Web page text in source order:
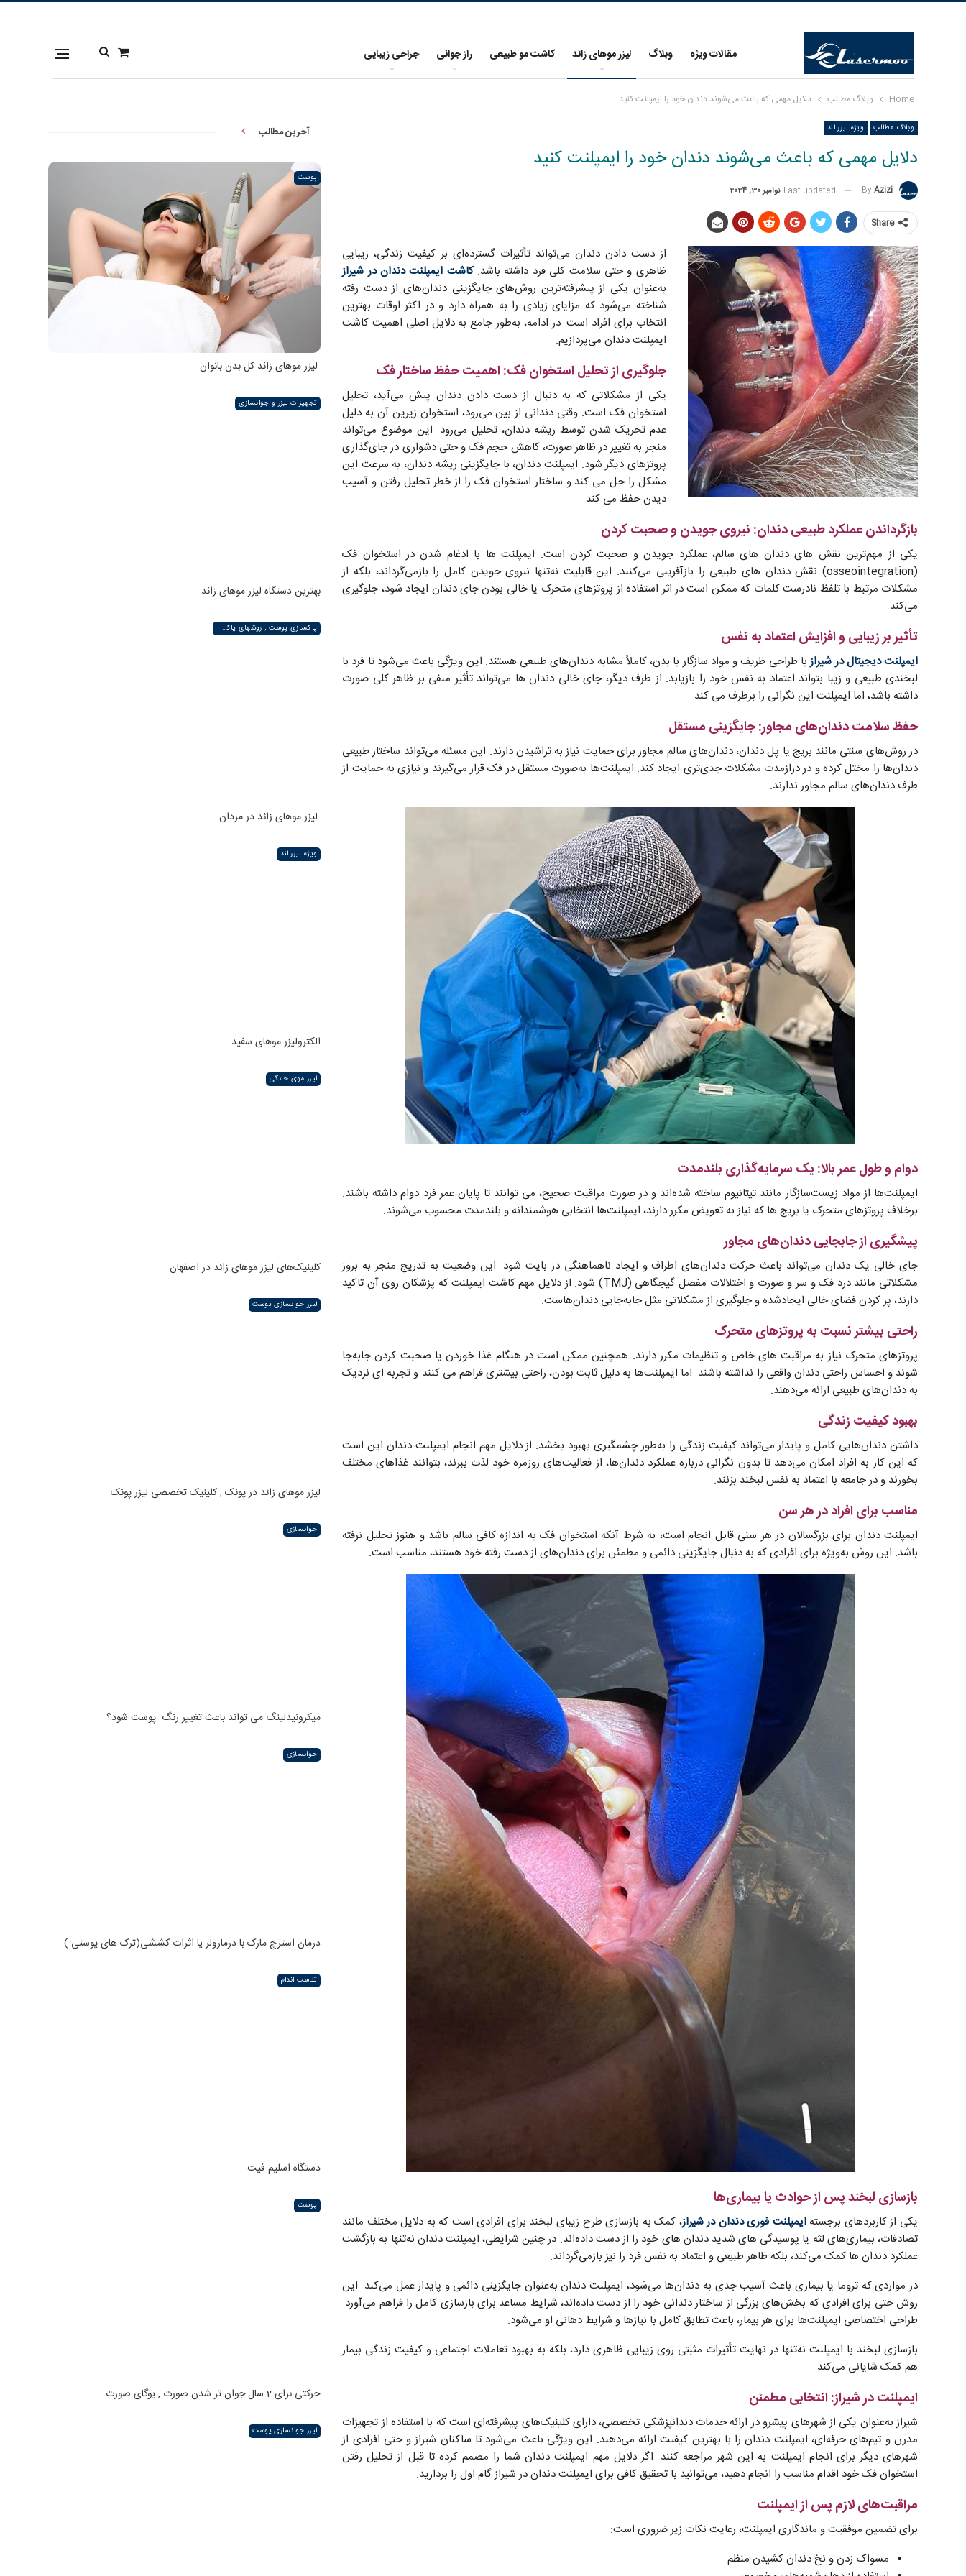
مقالات ویژه وبلاگ لیزر موهای زائد کاشت مو طبیعی راز جوانی جراحی زیبایی
Home وبلاگ مطالب دلایل مهمی که باعث می‌شوند دندان خود را ایمپلنت کنید
وبلاگ مطالب ویژه لیزر لند
دلایل مهمی که باعث می‌شوند دندان خود را ایمپلنت کنید
ByAzizi
Last updated نوامبر 30, 2024
Share
از دست دادن دندان می‌تواند تأثیرات گسترده‌ای بر کیفیت زندگی، زیبایی
ظاهری و حتی سلامت کلی فرد داشته باشد.کاشت ایمپلنت دندان در شیراز
به‌عنوان یکی از پیشرفته‌ترین روش‌های جایگزینی دندان‌های از دست رفته
شناخته می‌شود که مزایای زیادی را به همراه دارد و در اکثر اوقات بهترین
انتخاب برای افراد است. در ادامه، به‌طور جامع به دلایل اصلی اهمیت کاشت
ایمپلنت دندان می‌پردازیم.
جلوگیری از تحلیل استخوان فک: اهمیت حفظ ساختار فک
یکی از مشکلاتی که به دنبال از دست دادن دندان پیش می‌آید، تحلیل
استخوان فک است. وقتی دندانی از بین می‌رود، استخوان زیرین آن به دلیل
عدم تحریک شدن توسط ریشه دندان، تحلیل می‌رود. این موضوع می‌تواند
منجر به تغییر در ظاهر صورت، کاهش حجم فک و حتی دشواری در جای‌گذاری
پروتزهای دیگر شود. ایمپلنت دندان، با جایگزینی ریشه دندان، به سرعت این
مشکل را حل می ‌کند و ساختار استخوان فک را از خطر تحلیل رفتن و آسیب
دیدن حفظ می ‌کند.
بازگرداندن عملکرد طبیعی دندان: نیروی جویدن و صحبت کردن
یکی از مهم‌ترین نقش‌ های دندان ‌های سالم، عملکرد جویدن و صحبت کردن است. ایمپلنت ‌ها با ادغام شدن در استخوان فک
(osseointegration) نقش دندان‌ های طبیعی را بازآفرینی می‌کنند. این قابلیت نه‌تنها نیروی جویدن کامل را بازمی‌گرداند، بلکه از
مشکلات مرتبط با تلفظ نادرست کلمات که ممکن است در اثر استفاده از پروتزهای متحرک یا خالی بودن جای دندان ایجاد شود، جلوگیری
می‌کند.
تأثیر بر زیبایی و افزایش اعتماد به نفس
ایمپلنت‌ دیجیتال در شیرازبا طراحی ظریف و مواد سازگار با بدن، کاملاً مشابه دندان‌های طبیعی هستند. این ویژگی باعث می‌شود تا فرد با
لبخندی طبیعی و زیبا بتواند اعتماد به نفس خود را بازیابد. از طرف دیگر، جای خالی دندان ‌ها می‌تواند تأثیر منفی بر ظاهر کلی صورت
داشته باشد، اما ایمپلنت این نگرانی را برطرف می‌ کند.
حفظ سلامت دندان‌های مجاور: جایگزینی مستقل
در روش‌های سنتی مانند بریج یا پل دندان، دندان‌های سالم مجاور برای حمایت نیاز به تراشیدن دارند. این مسئله می‌تواند ساختار طبیعی
دندان‌ها را مختل کرده و در درازمدت مشکلات جدی‌تری ایجاد کند. ایمپلنت‌ها به‌صورت مستقل در فک قرار می‌گیرند و نیازی به حمایت از
طرف دندان‌های سالم مجاور ندارند.
دوام و طول عمر بالا: یک سرمایه‌گذاری بلندمدت
ایمپلنت‌ها از مواد زیست‌سازگار مانند تیتانیوم ساخته شده‌اند و در صورت مراقبت صحیح، می ‌توانند تا پایان عمر فرد دوام داشته باشند.
برخلاف پروتزهای متحرک یا بریج ‌ها که نیاز به تعویض مکرر دارند، ایمپلنت‌ها انتخابی هوشمندانه و بلندمدت محسوب می‌شوند.
پیشگیری از جابجایی دندان‌های مجاور
جای خالی یک دندان می‌تواند باعث حرکت دندان‌های اطراف و ایجاد ناهماهنگی در بایت شود. این وضعیت به تدریج منجر به بروز
مشکلاتی مانند درد فک و سر و صورت و اختلالات مفصل گیجگاهی (TMJ) شود. از دلایل مهم کاشت ایمپلنت که پزشکان روی آن تاکید
دارند، پر کردن فضای خالی ایجادشده و جلوگیری از مشکلاتی مثل جابه‌جایی دندان‌هاست.
راحتی بیشتر نسبت به پروتزهای متحرک
پروتزهای متحرک نیاز به مراقبت ‌های خاص و تنظیمات مکرر دارند. همچنین ممکن است در هنگام غذا خوردن یا صحبت کردن جابه‌جا
شوند و احساس راحتی دندان واقعی را نداشته باشند. اما ایمپلنت‌ها به دلیل ثابت بودن، راحتی بیشتری فراهم می‌ کنند و تجربه ‌ای نزدیک
به دندان‌های طبیعی ارائه می‌دهند.
بهبود کیفیت زندگی
داشتن دندان‌هایی کامل و پایدار می‌تواند کیفیت زندگی را به‌طور چشمگیری بهبود بخشد. از دلایل مهم انجام ایمپلنت دندان این است
که این کار به افراد امکان می‌دهد تا بدون نگرانی درباره عملکرد دندان‌ها، از فعالیت‌های روزمره خود لذت ببرند، بتوانند غذاهای مختلف
بخورند و در جامعه با اعتماد به نفس لبخند بزنند.
مناسب برای افراد در هر سن
ایمپلنت دندان برای بزرگسالان در هر سنی قابل انجام است، به شرط آنکه استخوان فک به اندازه کافی سالم باشد و هنوز تحلیل نرفته
باشد. این روش به‌ویژه برای افرادی که به دنبال جایگزینی دائمی و مطمئن برای دندان‌های از دست رفته خود هستند، مناسب است.
بازسازی لبخند پس از حوادث یا بیماری‌ها
یکی از کاربردهای برجستهایمپلنت فوری دندان در شیراز، کمک به بازسازی طرح زیبای لبخند برای افرادی است که به دلایل مختلف مانند
تصادفات، بیماری‌های لثه یا پوسیدگی‌ های شدید دندان ‌های خود را از دست داده‌اند. در چنین شرایطی، ایمپلنت دندان نه‌تنها به بازگشت
عملکرد دندان ‌ها کمک می‌کند، بلکه ظاهر طبیعی و اعتماد به نفس فرد را نیز بازمی‌گرداند.
در مواردی که تروما یا بیماری باعث آسیب جدی به دندان‌ها می‌شود، ایمپلنت دندان به‌عنوان جایگزینی دائمی و پایدار عمل می‌کند. این
روش حتی برای افرادی که بخش‌های بزرگی از ساختار دندانی خود را از دست داده‌اند، شرایط مساعد برای بازسازی کامل را فراهم می‌آورد.
طراحی اختصاصی ایمپلنت‌ها برای هر بیمار، باعث تطابق کامل با نیازها و شرایط دهانی او می‌شود.
بازسازی لبخند با ایمپلنت نه‌تنها در نهایت تأثیرات مثبتی روی زیبایی ظاهری دارد، بلکه به بهبود تعاملات اجتماعی و کیفیت زندگی بیمار
هم کمک شایانی می‌کند.
ایمپلنت در شیراز: انتخابی مطمئن
شیراز به‌عنوان یکی از شهرهای پیشرو در ارائه خدمات دندانپزشکی تخصصی، دارای کلینیک‌های پیشرفته‌ای است که با استفاده از تجهیزات
مدرن و تیم‌های حرفه‌ای، ایمپلنت دندان را با بهترین کیفیت ارائه می‌دهند. این ویژگی باعث می‌شود تا ساکنان شیراز و حتی افرادی از
شهرهای دیگر برای انجام ایمپلنت به این شهر مراجعه کنند. اگر دلایل مهم ایمپلنت دندان شما را مصمم کرده تا قبل از تحلیل رفتن
استخوان فک خود اقدام مناسب را انجام دهید، می‌توانید با تحقیق کافی برای ایمپلنت دندان در شیراز گام اول را بردارید.
مراقبت‌های لازم پس از ایمپلنت
برای تضمین موفقیت و ماندگاری ایمپلنت، رعایت نکات زیر ضروری است:
مسواک زدن و نخ دندان کشیدن منظم
آخرین مطالب
پوست
لیزر موهای زائد کل بدن بانوان
تجهیزات لیزر و جوانسازی
بهترین دستگاه لیزر موهای زائد
پاکسازی پوست , روشهای پاکسازی پوست صورت و دست , پاکسازی انواع مختلف پوست | لیزر لند
لیزر موهای زائد در مردان
ویژه لیزر لند
الکترولیزر موهای سفید
لیزر موی خانگی
کلینیک‌های لیزر موهای زائد در اصفهان
لیزر جوانسازی پوست
لیزر موهای زائد در پونک , کلینیک تخصصی لیزر پونک
جوانسازی
میکرونیدلینگ می تواند باعث تغییر رنگ ‍ پوست شود؟
جوانسازی
درمان استرچ مارک با درمارولر یا اثرات کششی(ترک های پوستی )
تناسب اندام
دستگاه اسلیم فیت
پوست
حرکتی برای 2 سال جوان تر شدن صورت , یوگای صورت
لیزر جوانسازی پوست